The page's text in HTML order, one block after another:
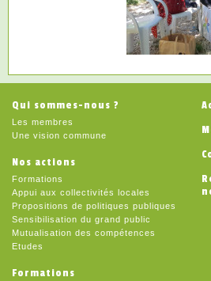
Qui sommes-nous ?
Les membres
Une vision commune
Nos actions
Formations
Appui aux collectivités locales
Propositions de politiques publiques
Sensibilisation du grand public
Mutualisation des compétences
Etudes
Formations